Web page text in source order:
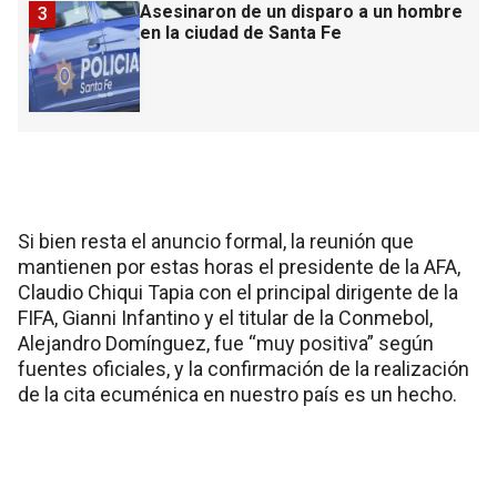
Asesinaron de un disparo a un hombre
en la ciudad de Santa Fe
3
Si bien resta el anuncio formal, la reunión que
mantienen por estas horas el presidente de la AFA,
Claudio Chiqui Tapia con el principal dirigente de la
FIFA, Gianni Infantino y el titular de la Conmebol,
Alejandro Domínguez, fue “muy positiva” según
fuentes oficiales, y la confirmación de la realización
de la cita ecuménica en nuestro país es un hecho.